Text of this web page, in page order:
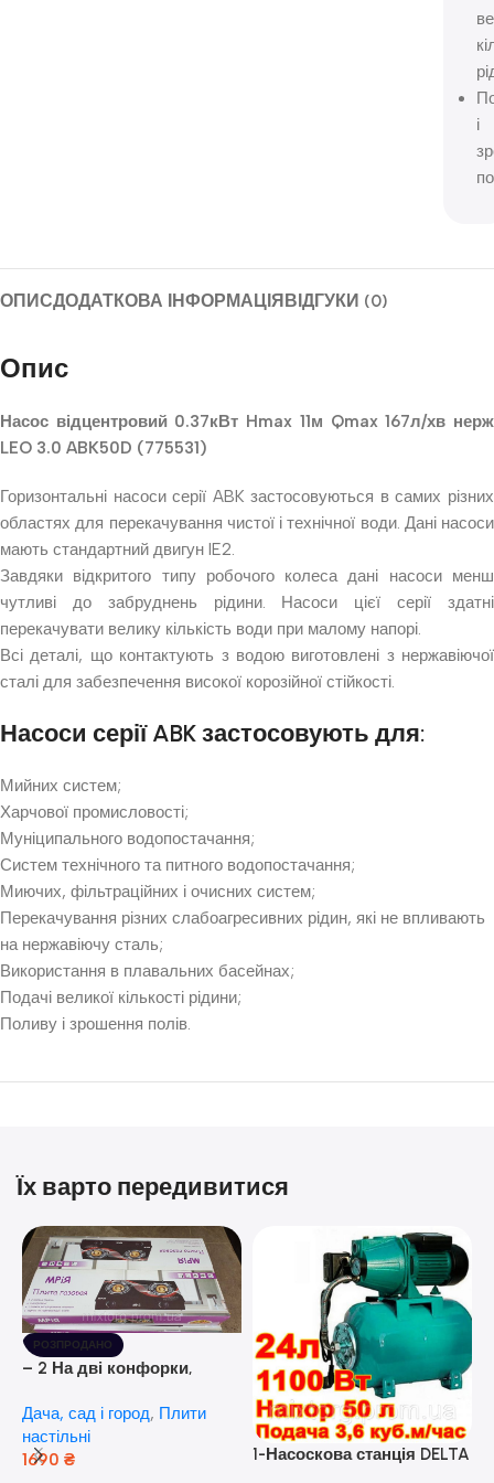
і
ОПИСДОДАТКОВА ІНФОРМАЦІЯВІДГУКИ (0)
Опис
Насос відцентровий 0.37кВт Hmax 11м Qmax 167л/хв нерж
LEO 3.0 ABK50D (775531)
Горизонтальні насоси серії ABK застосовуються в самих різних
областях для перекачування чистої і технічної води. Дані насоси
мають стандартний двигун IE2.
Завдяки відкритого типу робочого колеса дані насоси менш
чутливі до забруднень рідини. Насоси цієї серії здатні
перекачувати велику кількість води при малому напорі.
Всі деталі, що контактують з водою виготовлені з нержавіючої
сталі для забезпечення високої корозійної стійкості.
Насоси серії ABK застосовують для:
Мийних систем;
Харчової промисловості;
Муніципального водопостачання;
Систем технічного та питного водопостачання;
Миючих, фільтраційних і очисних систем;
Перекачування різних слабоагресивних рідин, які не впливають
на нержавіючу сталь;
Використання в плавальних басейнах;
Подачі великої кількості рідини;
Поливу і зрошення полів.
Їх варто передивитися
РОЗПРОДАНО
– 2 На дві конфорки,
розпалюванням.
Дача, сад і город, Плити
настільні
1690 ₴
1-Насоскова станція DELTA